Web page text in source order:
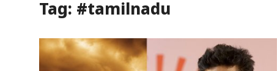
Videos
Health
Tag: #tamilnadu